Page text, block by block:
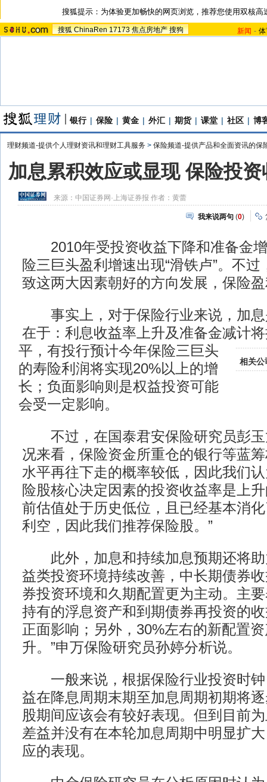
搜狐提示：为体验更加畅快的网页浏览，推荐您使用双核高
搜狐 ChinaRen 17173 焦点房地产 搜狗 新闻 -
银行 | 保险 | 黄金 | 外汇 | 期货 | 课堂 | 社区 | 博
理财频道-提供个人理财资讯和理财工具服务 > 保险频道-提供产品和全面资讯的保
加息累积效应或显现 保险投
来源： 中国证券网·上海证券报 作者：黄蕾
我来说两句 (0)
2010年受投资收益下降和准备金增
险三巨头盈利增速出现“滑铁卢”。不
致这两大因素朝好的方向发展，保险
事实上，对于保险行业来说，加息
在于：利息收益率上升及准备金减计
相关公
平，有投行预计今年保险三巨头
的寿险利润将实现20%以上的增
长；负面影响则是权益投资可能
会受一定影响。
不过，在国泰君安保险研究员彭玉
况来看，保险资金所重仓的银行等蓝
水平再往下走的概率较低，因此我们
险股核心决定因素的投资收益率是上
前估值处于历史低位，且已经基本消
利空，因此我们推荐保险股。”
此外，加息和持续加息预期还将助
益类投资环境持续改善，中长期债券
券投资环境和久期配置更为主动。主
持有的浮息资产和到期债券再投资的
正面影响；另外，30%左右的新配置
升。”申万保险研究员孙婷分析说。
一般来说，根据保险行业投资时钟
益在降息周期末期至加息周期初期将
股期间应该会有较好表现。但到目前
差益并没有在本轮加息周期中明显扩
应的表现。